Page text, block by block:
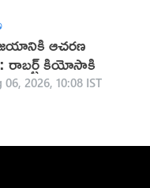
ఆచరణ
రాబర్ట్ కియోసాకి
06, 2026, 10:08 IST